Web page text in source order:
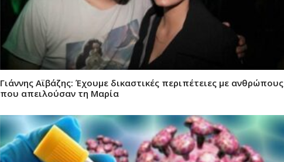
Γιάννης Αϊβάζης: Έχουμε δικαστικές περιπέτειες με ανθρώπους
που απειλούσαν τη Μαρία